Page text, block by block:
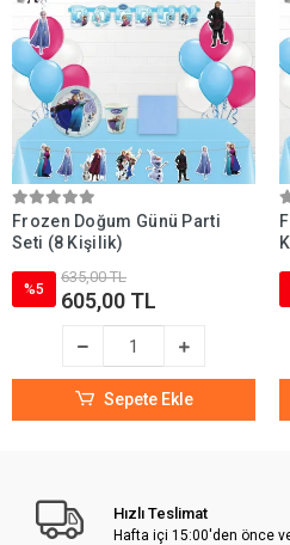
Frozen Doğum Günü Parti
Seti (8 Kişilik)
%5
635,00 TL
605,00 TL
Sepete Ekle
Hızlı Teslimat
Hafta içi 15:00'den önce